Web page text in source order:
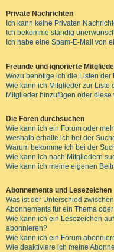
Private Nachrichten
Ich kann keine Privaten
Ich bekomme ständig
Ich habe eine Spam-E-Mail von
Freunde und ignorierte
Wozu benötige ich die Listen
Wie kann ich Mitglieder zur Liste
Mitglieder hinzufügen oder
Die Foren durchsuchen
Wie kann ich ein Forum oder
Weshalb erhalte ich bei der
Warum bekomme ich bei der
Wie kann ich nach Mitgliedern
Wie kann ich meine eigenen
Abonnements und Lesezeichen
Was ist der Unterschied
Abonnements für ein Thema
Wie kann ich ein Lesezeichen
abonnieren?
Wie kann ich ein Forum
Wie deaktiviere ich meine